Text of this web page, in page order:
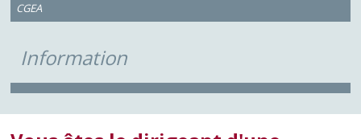
CGEA
Information